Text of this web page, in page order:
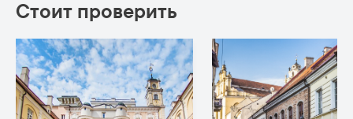
Стоит проверить